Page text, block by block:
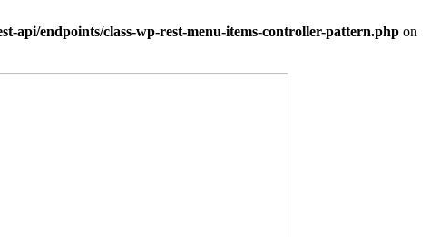
api/endpoints/class-wp-rest-menu-items-controller-pattern.php on